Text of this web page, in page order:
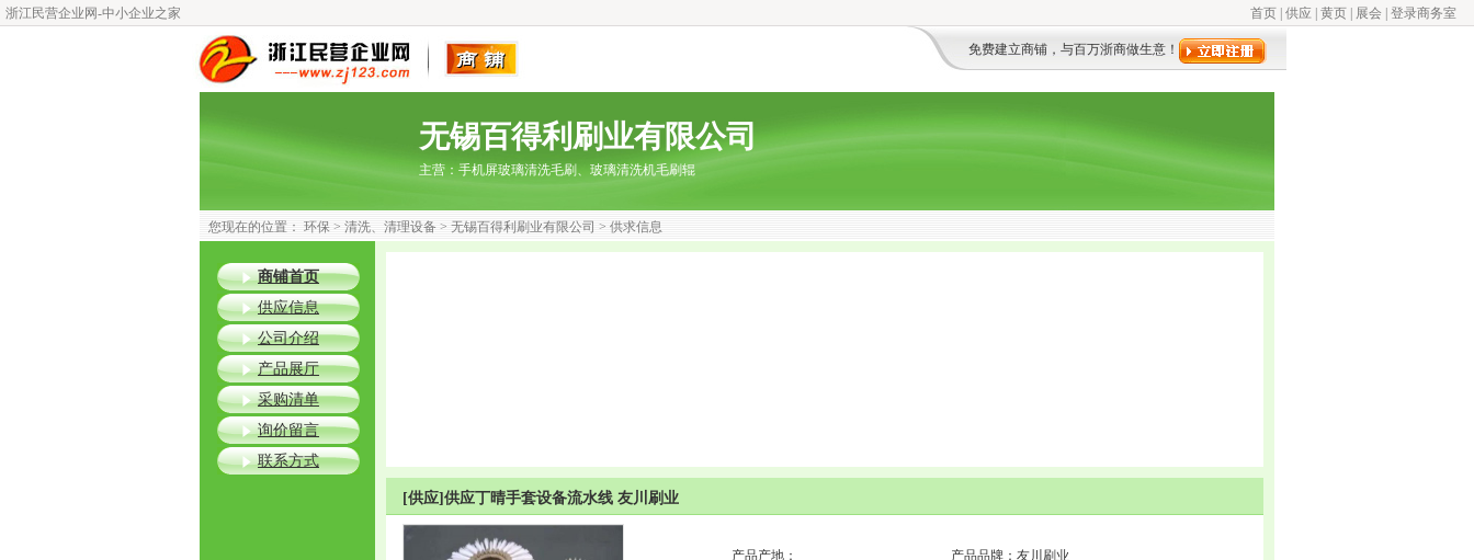
浙江民营企业网-中小企业之家 首页 供应 黄页 展会 登录商务室
免费建立商铺，与百万浙商做生意！
无锡百得利刷业有限公司
主营： 手机屏玻璃清洗毛刷、玻璃清洗机毛刷辊
您现在的位置： 环保 > 清洗、清理设备 > 无锡百得利刷业有限公司 > 供求信息
[供应]供应丁晴手套设备流水线 友川刷业
产品产地： 产品品牌：友川刷业
商铺首页
供应信息
公司介绍
产品展厅
采购清单
询价留言
联系方式